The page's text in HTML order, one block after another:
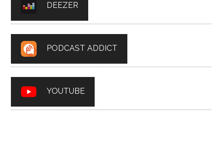
DEEZER
PODCAST ADDICT
YOUTUBE